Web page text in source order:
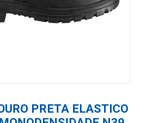
PRETA ELASTICO